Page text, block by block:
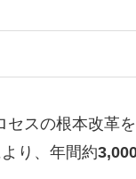
スの根本改革
り、年間約